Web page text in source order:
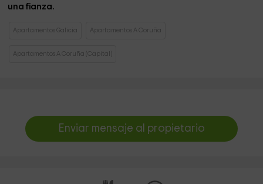
una fianza.
Apartamentos Galicia Apartamentos A Coruña
Apartamentos A Coruña (Capital)
Enviar mensaje al propietario